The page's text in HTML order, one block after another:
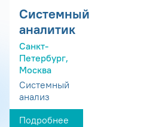
Системный
аналитик
Санкт-
Петербург,
Москва
Системный
анализ
Подробнее